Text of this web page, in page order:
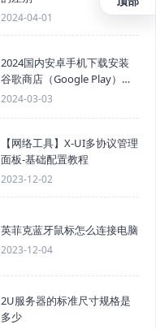
2024-04-01
2024国内安卓手机下载安装
谷歌商店（Google Play）详
细步骤
2024-03-03
【网络工具】X-UI多协议管理
面板-基础配置教程
2023-12-02
英菲克蓝牙鼠标怎么连接电脑
2023-12-04
2U服务器的标准尺寸规格是
多少